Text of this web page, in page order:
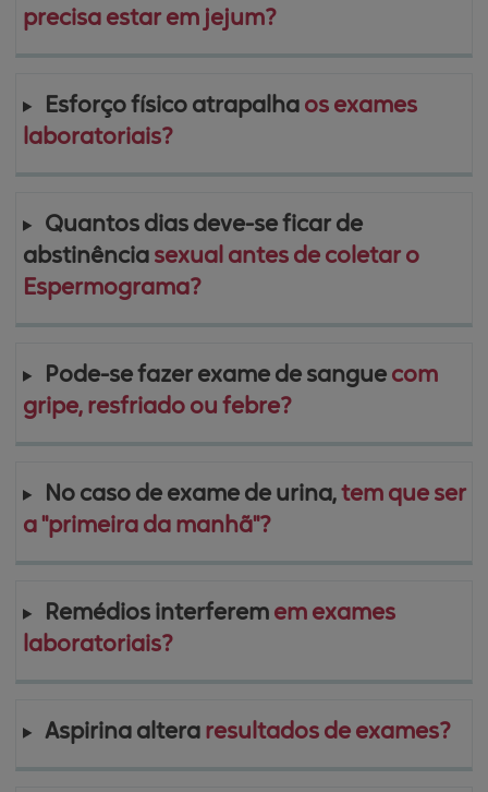
precisa estar em jejum?
Esforço físico atrapalha os exames
laboratoriais?
Quantos dias deve-se ficar de
abstinência sexual antes de coletar o
Espermograma?
Pode-se fazer exame de sangue com
gripe, resfriado ou febre?
No caso de exame de urina, tem que ser
a "primeira da manhã"?
Remédios interferem em exames
laboratoriais?
Aspirina altera resultados de exames?